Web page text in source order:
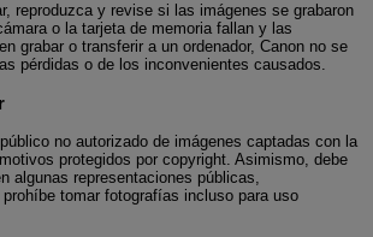
reproduzca y revise si las imágenes se grabaron
o la tarjeta de memoria fallan y las
grabar o transferir a un ordenador, Canon no se
pérdidas o de los inconvenientes causados.
no autorizado de imágenes captadas con la
protegidos por copyright. Asimismo, debe
algunas representaciones públicas,
tomar fotografías incluso para uso